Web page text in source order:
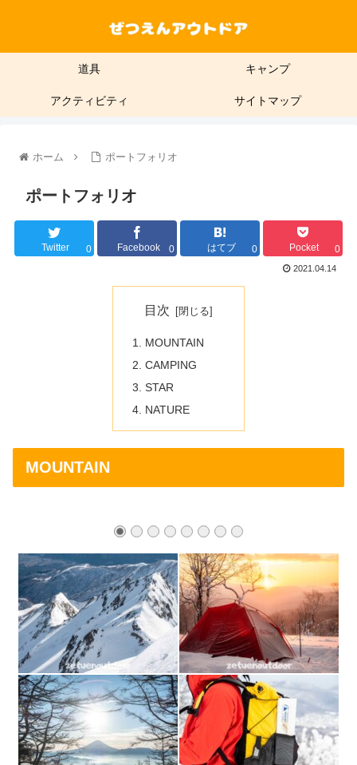
道具 キャンプ
アクティビティ サイトマップ
ホーム ポートフォリオ
ポートフォリオ
Twitter 0 Facebook 0 はてブ 0 Pocket 0
2021.04.14
目次
MOUNTAIN
CAMPING
STAR
NATURE
MOUNTAIN